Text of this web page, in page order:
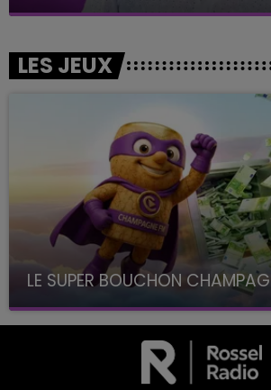
LES JEUX
LE SUPER BOUCHON
avec La Famille Champagne FM, à